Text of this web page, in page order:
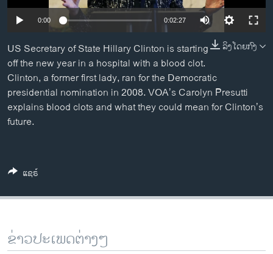
ຊຸມຊົນຊາວລາວ
ວິທະຍາສາດ-ເທັກໂນໂລຈີ
ທຸລະກິດ
ພາສາອັງກິດ
ວີດີໂອ
ສຽງ
0:00 0:02:27
ລິງໂດຍກົງ
US Secretary of State Hillary Clinton is starting
off the new year in a hospital with a blood clot.
Clinton, a former first lady, ran for the Democratic
presidential nomination in 2008. VOA’s Carolyn Presutti
explains blood clots and what they could mean for Clinton’s
future.
ແຊຣ໌
ຂ່າວປະເພດຕ່າງໆ